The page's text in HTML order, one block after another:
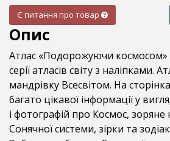
Є питання про товар
Опис
Атлас «Подорожуючи
серії атласів світу з наліпками.
мандрівку Всесвітом. На
багато цікавої інформації у
і фотографій про Космос,
Сонячної системи, зірки та